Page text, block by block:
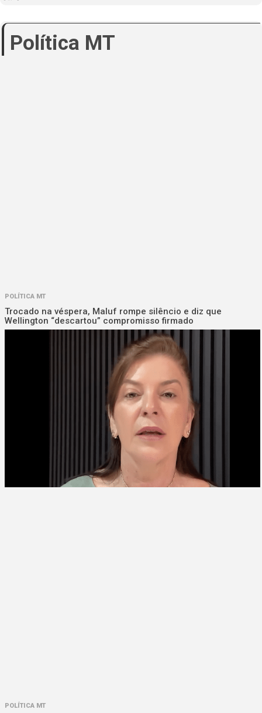
Política MT
POLÍTICA MT
Trocado na véspera, Maluf rompe silêncio e diz que
Wellington “descartou” compromisso firmado
POLÍTICA MT